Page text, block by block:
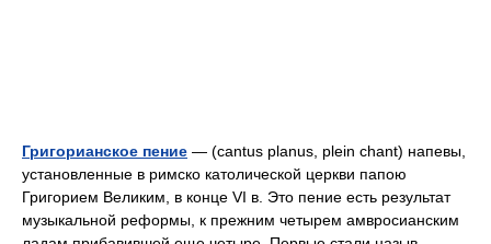
Григорианское пение — (cantus planus, plein chant) напевы,
установленные в римско католической церкви папою
Григорием Великим, в конце VI в. Это пение есть результат
музыкальной реформы, к прежним четырем амвросианским